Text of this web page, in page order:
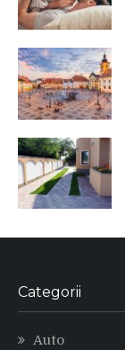
Categorii
Auto